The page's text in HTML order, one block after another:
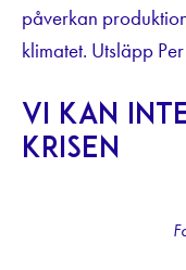
påverkan
klimatet. Utsläpp
Vi kan
krisen